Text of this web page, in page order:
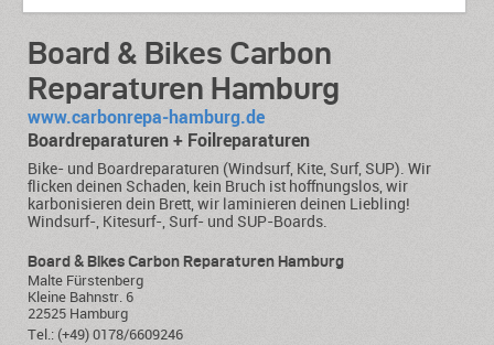
Board & Bikes Carbon
Reparaturen Hamburg
www.carbonrepa-hamburg.de
Boardreparaturen + Foilreparaturen
Bike- und Boardreparaturen (Windsurf, Kite, Surf, SUP). Wir
flicken deinen Schaden, kein Bruch ist hoffnungslos, wir
karbonisieren dein Brett, wir laminieren deinen Liebling!
Windsurf-, Kitesurf-, Surf- und SUP-Boards.
Board & Bikes Carbon Reparaturen Hamburg
Malte Fürstenberg
Kleine Bahnstr. 6
22525 Hamburg
Tel.: (+49) 0178/6609246